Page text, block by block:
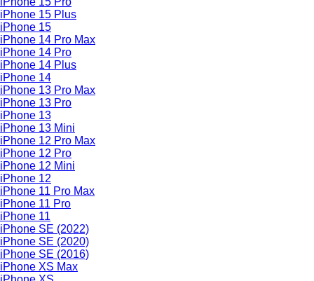
iPhone 15 Plus
iPhone 15
iPhone 14 Pro Max
iPhone 14 Pro
iPhone 14 Plus
iPhone 14
iPhone 13 Pro Max
iPhone 13 Pro
iPhone 13
iPhone 13 Mini
iPhone 12 Pro Max
iPhone 12 Pro
iPhone 12 Mini
iPhone 12
iPhone 11 Pro Max
iPhone 11 Pro
iPhone 11
iPhone SE (2022)
iPhone SE (2020)
iPhone SE (2016)
iPhone XS Max